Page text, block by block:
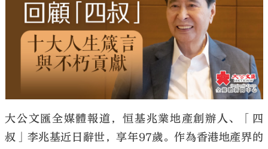
大公文匯
大公文匯全媒體報道，恒基兆業地產創辦人、「四
叔」李兆基近日辭世，享年97歲。作為香港地產界的